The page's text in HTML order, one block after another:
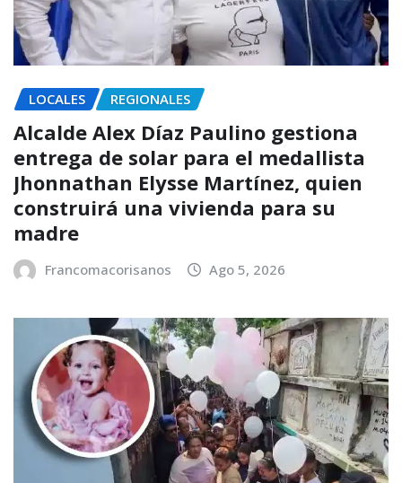
LOCALES REGIONALES
Alcalde Alex Díaz Paulino gestiona
entrega de solar para el medallista
Jhonnathan Elysse Martínez, quien
construirá una vivienda para su
madre
Francomacorisanos Ago 5, 2026